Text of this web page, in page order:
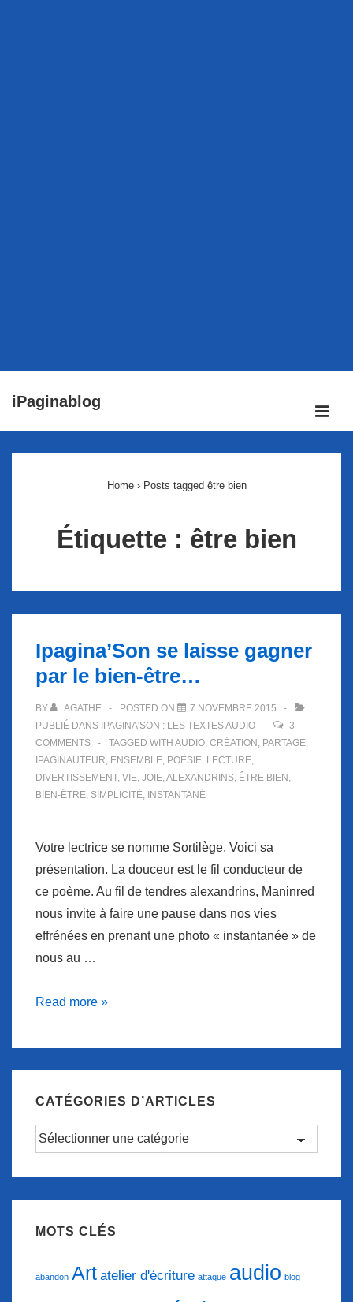
passer
iPaginablog
Home › Posts tagged être bien
Étiquette : être bien
Ipagina’Son se laisse gagner
par le bien-être…
BY AGATHE POSTED ON
7 NOVEMBRE 2015
PUBLIÉ DANS IPAGINA'SON : LES TEXTES AUDIO
3
COMMENTS
TAGGED WITH AUDIO, CRÉATION , PARTAGE,
IPAGINAUTEUR, ENSEMBLE, POÉSIE, LECTURE,
DIVERTISSEMENT, VIE, JOIE,ALEXANDRINS, ÊTRE BIEN ,
BIEN-ÊTRE, SIMPLICITÉ, INSTANTANÉ
Votre lectrice se nomme Sortilège. Voici sa
présentation. La douceur est le fil conducteur de
ce poème. Au fil de tendres alexandrins, Maninred
nous invite à faire une pause dans nos vies
effrénées en prenant une photo « instantanée » de
nous au …
Ipagina’Son
laisse
gagner
bien-
être…
Read more »
CATÉGORIES D’ARTICLES
Catégories
MOTS CLÉS
abandon Art atelier d'écriture attaque audio blog